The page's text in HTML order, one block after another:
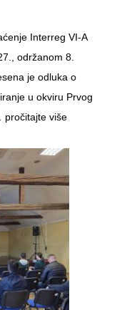
Interreg VI-A
održanom 8.
je odluka o
u okviru Prvog
pročitajte više